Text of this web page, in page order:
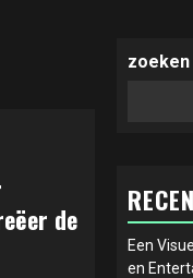
de
zoeken
Een
en